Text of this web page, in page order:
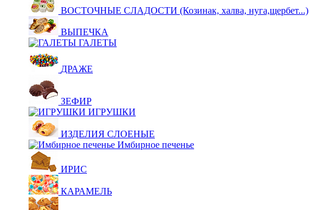
ВОСТОЧНЫЕ СЛАДОСТИ (Козинак, халва, нуга,щербет...)
ВЫПЕЧКА
ГАЛЕТЫ
ДРАЖЕ
ЗЕФИР
ИГРУШКИ
ИЗДЕЛИЯ СЛОЕНЫЕ
Имбирное печенье
ИРИС
КАРАМЕЛЬ